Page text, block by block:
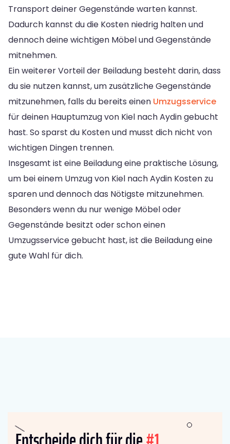
Transport deiner Gegenstände warten kannst.
Dadurch kannst du die Kosten niedrig halten und
dennoch deine wichtigen Möbel und Gegenstände
mitnehmen.
Ein weiterer Vorteil der Beiladung besteht darin, dass
du sie nutzen kannst, um zusätzliche Gegenstände
mitzunehmen, falls du bereits einen Umzugsservice
für deinen Hauptumzug von Kiel nach Aydin gebucht
hast. So sparst du Kosten und musst dich nicht von
wichtigen Dingen trennen.
Insgesamt ist eine Beiladung eine praktische Lösung,
um bei einem Umzug von Kiel nach Aydin Kosten zu
sparen und dennoch das Nötigste mitzunehmen.
Besonders wenn du nur wenige Möbel oder
Gegenstände besitzt oder schon einen
Umzugsservice gebucht hast, ist die Beiladung eine
gute Wahl für dich.